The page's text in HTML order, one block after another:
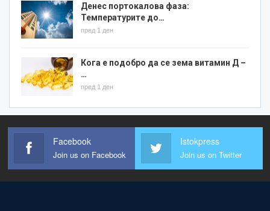
Денес портокалова фаза:
Температурите до…
пред 1 ден
Кога е подобро да се зема витамин Д –
…
пред 1 ден
Facebook
Join us on Facebook
Istokpress
Join us on Twitter